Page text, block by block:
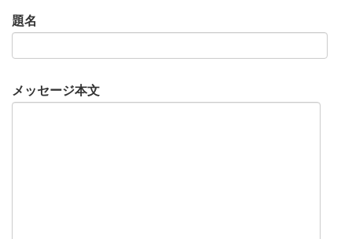
題名
メッセージ本文